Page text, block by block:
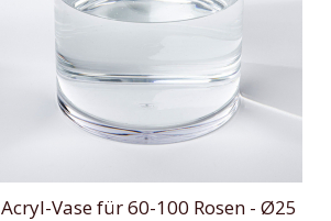
Acryl-Vase für 60-100 Rosen - Ø25